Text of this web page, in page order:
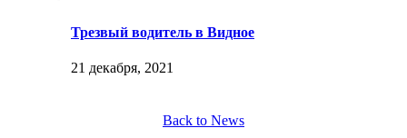
Трезвый водитель в Видное
21 декабря, 2021
Back to News